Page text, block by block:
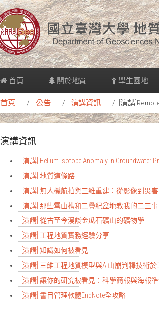
首頁 關於地質 學生園地
首頁 公告 演講資訊 [演講
演講資訊
[演講] Helium Isotope Anomaly in Groundwater
[演講] 地質這條路
[演講] 無人機航拍與三維重建：從影像到災
[演講] 那些雪山槽和二疊紀盆地教我的二三事
[演講] 從古至今漫談金瓜石礦山的礦物學
[演講] 工程地質實務經驗分享
[演講] 知識如何被看見
[演講] 三維工程地質模型與AI山崩判釋技術
[演講] 讓你的研究被看見：科學簡報與海報
[演講] 書目管理軟體EndNote全攻略